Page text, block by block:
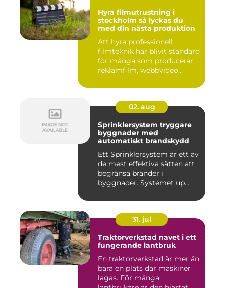
Hyra filmutrustning i
stockholm så lyckas du
med din nästa produktion
Att hyra professionell
filmteknik har blivit standard
för många som producerar
reklamfilm, webbvideo...
02. aug
Sprinklersystem tryggare
byggnader med
automatiskt brandskydd
Ett Sprinklersystem är ett av
de mest effektiva sätten att
begränsa bränder i
byggnader. Systemet up...
31. jul
Traktorverkstad navet i ett
fungerande lantbruk
En traktorverkstad är mer än
bara en plats där maskiner
lagas. För många